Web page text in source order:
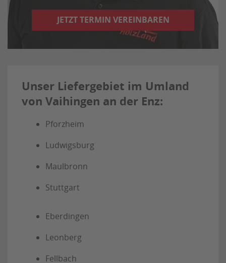
JETZT TERMIN VEREINBAREN
Unser Liefergebiet im Umland
von Vaihingen an der Enz:
Pforzheim
Ludwigsburg
Maulbronn
Stuttgart
Eberdingen
Leonberg
Fellbach